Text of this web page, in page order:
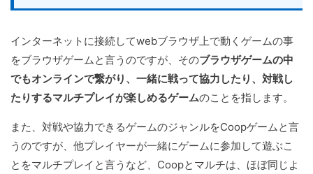
インターネットに接続してwebブラウザ上で動くゲームの事
をブラウザゲームと言うのですが、そのブラウザゲームの中
でもオンラインで繋がり、一緒に戦って協力したり、対戦し
たりするマルチプレイが楽しめるゲームのことを指します。
また、対戦や協力できるゲームのジャンルをCoopゲームと言
うのですが、他プレイヤーが一緒にゲームに参加して遊ぶこ
とをマルチプレイと言うなど、Coopとマルチは、ほぼ同じよ